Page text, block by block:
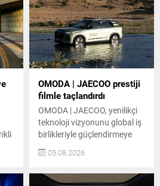
OMODA | JAECOO prestiji
filmle taçlandırdı
OMODA | JAECOO, yenilikçi
teknoloji vizyonunu global iş
birlikleriyle güçlendirmeye
road SUV markası JAECOO,
Nolan’ın yeni filmi “The
05.08.2026